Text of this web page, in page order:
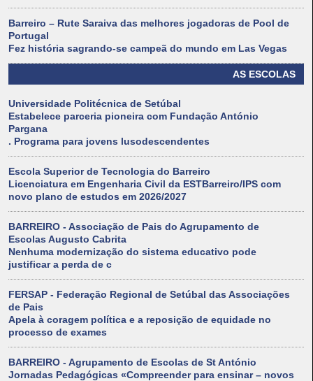
Barreiro – Rute Saraiva das melhores jogadoras de Pool de
Portugal
Fez história sagrando-se campeã do mundo em Las Vegas
AS ESCOLAS
Universidade Politécnica de Setúbal
Estabelece parceria pioneira com Fundação António
Pargana
. Programa para jovens lusodescendentes
Escola Superior de Tecnologia do Barreiro
Licenciatura em Engenharia Civil da ESTBarreiro/IPS com
novo plano de estudos em 2026/2027
BARREIRO - Associação de Pais do Agrupamento de
Escolas Augusto Cabrita
Nenhuma modernização do sistema educativo pode
justificar a perda de c
FERSAP - Federação Regional de Setúbal das Associações
de Pais
Apela à coragem política e a reposição de equidade no
processo de exames
BARREIRO - Agrupamento de Escolas de St António
Jornadas Pedagógicas «Compreender para ensinar – novos